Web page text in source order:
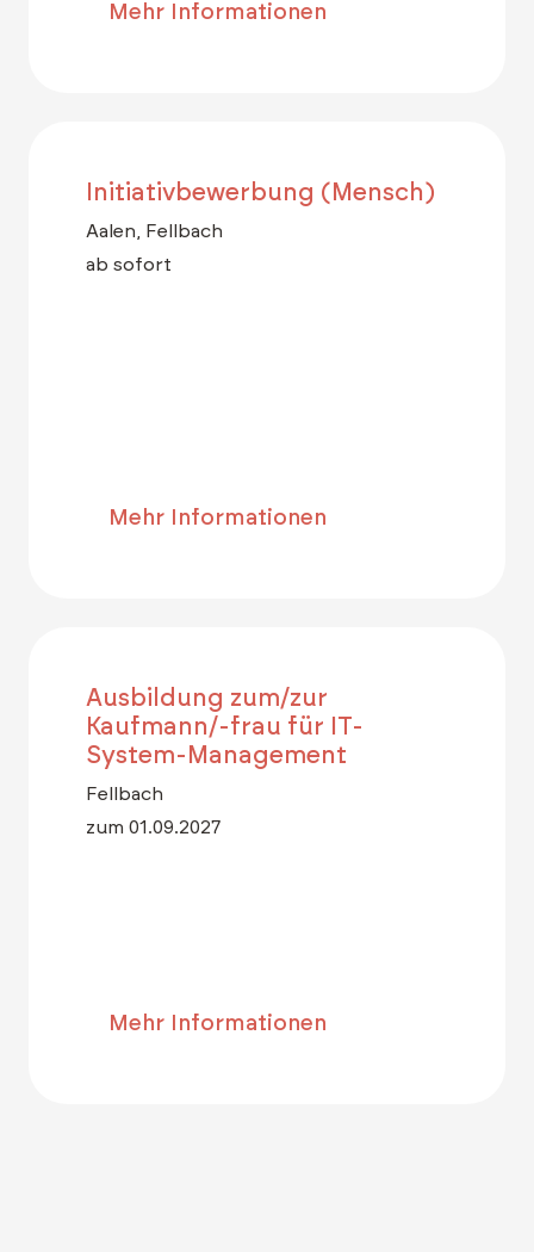
Mehr Informationen
Initiativbewerbung (Mensch)
Aalen, Fellbach
ab sofort
Mehr Informationen
Ausbildung zum/zur
Kaufmann/-frau für IT-
System-Management
Fellbach
zum 01.09.2027
Mehr Informationen